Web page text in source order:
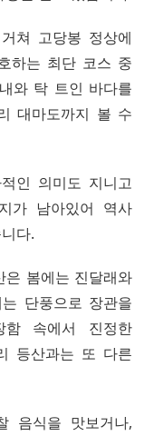
쳐 고당봉 정상에
하는 최단 코스 중
와 탁 트인 바다를
대마도까지 볼 수
인 의미도 지니고
가 남아있어 역사
다.
은 봄에는 진달래와
단풍으로 장관을
함 속에서 진정한
등산과는 또 다른
음식을 맛보거나,